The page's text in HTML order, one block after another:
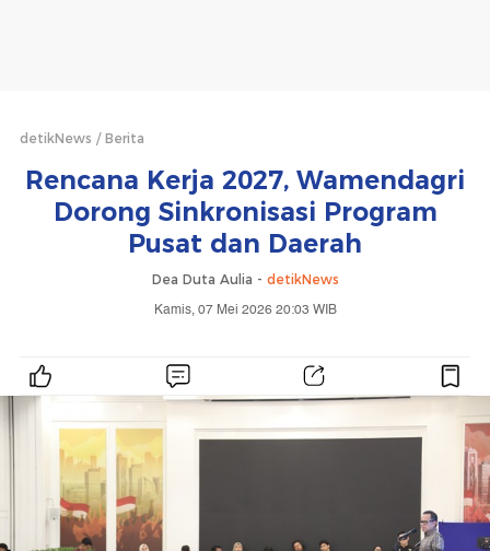
detikNews Berita
Rencana Kerja 2027, Wamendagri
Dorong Sinkronisasi Program
Pusat dan Daerah
Dea Duta Aulia - detikNews
Kamis, 07 Mei 2026 20:03 WIB